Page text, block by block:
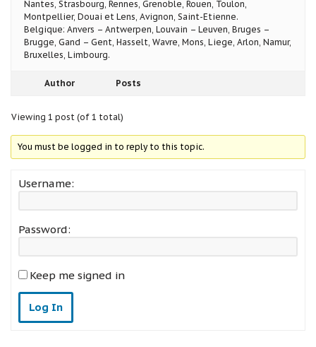
Nantes, Strasbourg, Rennes, Grenoble, Rouen, Toulon,
Montpellier, Douai et Lens, Avignon, Saint-Etienne.
Belgique: Anvers – Antwerpen, Louvain – Leuven, Bruges –
Brugge, Gand – Gent, Hasselt, Wavre, Mons, Liege, Arlon, Namur,
Bruxelles, Limbourg.
Author Posts
Viewing 1 post (of 1 total)
You must be logged in to reply to this topic.
Username:
Password:
Keep me signed in
Log In